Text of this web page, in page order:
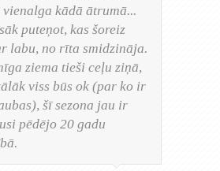
vienalga kādā ātrumā...
puteņot, kas šoreiz
labu, no rīta smidzināja.
ziema tieši ceļu ziņā,
viss būs ok (par ko ir
šī sezona jau ir
pēdējo 20 gadu